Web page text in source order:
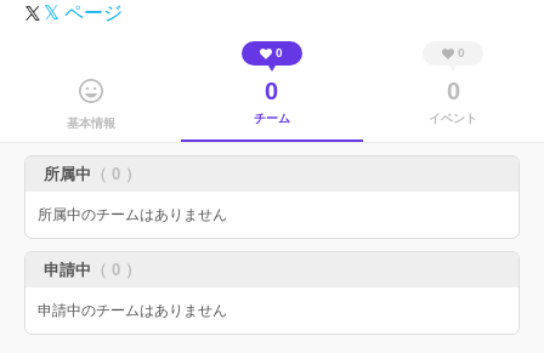
𝕏 ページ
基本情報
0
0
チーム
0
0
イベント
所属中 （ 0 ）
所属中のチームはありません
申請中 （ 0 ）
申請中のチームはありません